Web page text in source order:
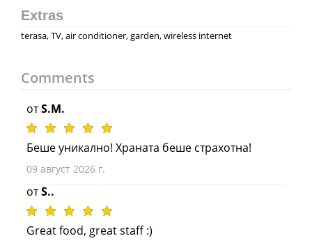
Extras
terasa, TV, air conditioner, garden, wireless internet
Comments
отS.M.
Беше уникално! Храната беше страхотна!
09 август 2026 г.
отS..
Great food, great staff :)